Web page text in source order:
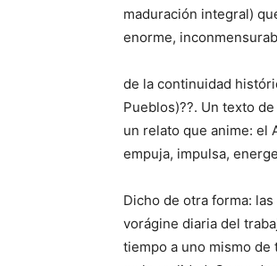
maduración integral)
enorme,
de la continuidad
Pueblos)??. Un texto
un relato que anime: el
empuja, impulsa,
Dicho de otra forma:
vorágine diaria del
tiempo a uno mismo